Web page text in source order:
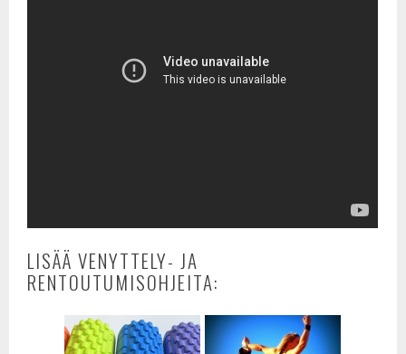
LISÄÄ VENYTTELY- JA
RENTOUTUMISOHJEITA: